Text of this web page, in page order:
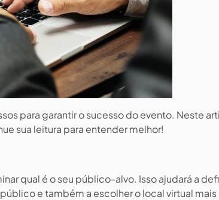
para garantir o sucesso do evento. Neste
sua leitura para entender melhor!
qual é o seu público-alvo. Isso ajudará a
e também a escolher o local virtual mais